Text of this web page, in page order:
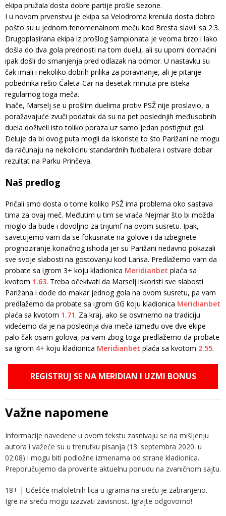
ekipa pružala dosta dobre partije prošle sezone.
I u novom prvenstvu je ekipa sa Velodroma krenula dosta dobro
pošto su u jednom fenomenalnom meču kod Bresta slavili sa 2:3.
Drugoplasirana ekipa iz prošlog šampionata je veoma brzo i lako
došla do dva gola prednosti na tom duelu, ali su uporni domaćini
ipak došli do smanjenja pred odlazak na odmor. U nastavku su
čak imali i nekoliko dobrih prilika za poravnanje, ali je pitanje
pobednika rešio Ćaleta-Car na desetak minuta pre isteka
regularnog toga meča.
Inače, Marselj se u prošlim duelima protiv PSŽ nije proslavio, a
poražavajuće zvuči podatak da su na pet poslednjih međusobnih
duela doživeli isto toliko poraza uz samo jedan postignut gol.
Deluje da bi ovog puta mogli da iskoriste to što Parižani ne mogu
da računaju na nekolicinu standardnih fudbalera i ostvare dobar
rezultat na Parku Prinčeva.
Naš predlog
Pričali smo dosta o tome koliko PSŽ ima problema oko sastava
tima za ovaj meč. Međutim u tim se vraća Nejmar što bi možda
moglo da bude i dovoljno za trijumf na ovom susretu. Ipak,
savetujemo vam da se fokusirate na golove i da izbegnete
prognoziranje konačnog ishoda jer su Parižani nedavno pokazali
sve svoje slabosti na gostovanju kod Lansa. Predlažemo vam da
probate sa igrom 3+ koju kladionica Meridianbet plaća sa
kvotom 1.63. Treba očekivati da Marselj iskoristi sve slabosti
Parižana i dođe do makar jednog gola na ovom susretu, pa vam
predlažemo da probate sa igrom GG koju kladionica Meridianbet
plaća sa kvotom 1.71. Za kraj, ako se osvrnemo na tradiciju
videćemo da je na poslednja dva meča između ove dve ekipe
palo čak osam golova, pa vam zbog toga predlažemo da probate
sa igrom 4+ koju kladionica Meridianbet plaća sa kvotom 2.55.
REGISTRUJ SE NA MERIDIAN I UZMI BONUS
Važne napomene
Informacije navedene u ovom tekstu zasnivaju se na mišljenju
autora i važeće su u trenutku pisanja (13. septembra 2020. u
02:08) i mogu biti podložne izmenama od strane kladionica.
Preporučujemo da proverite aktuelnu ponudu na zvaničnom sajtu.
18+ | Učešće maloletnih lica u igrama na sreću je zabranjeno.
Igre na sreću mogu izazvati zavisnost. Igrajte odgovorno!